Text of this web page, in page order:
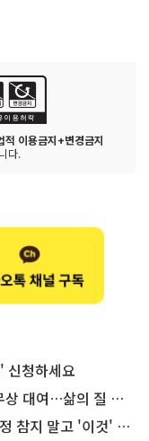
이용금지+변경금지
다.
신청하세요
여…삶의 질 높인다
고 '이것' 해보세요!